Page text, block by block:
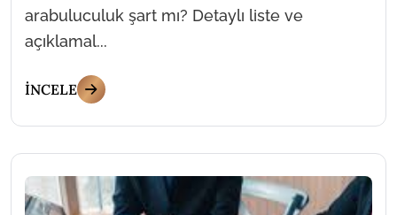
arabuluculuk şart mı? Detaylı liste ve
açıklamal...
İNCELE